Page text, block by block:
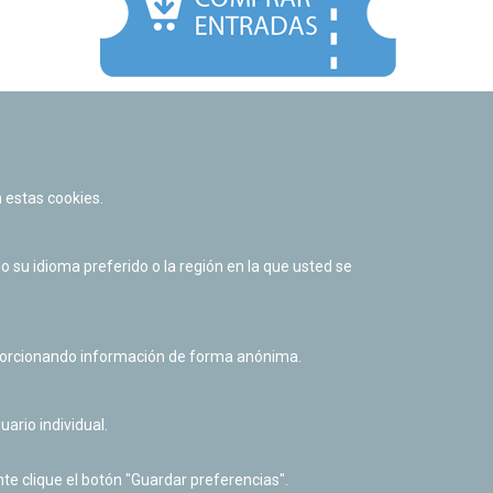
Política de cookies
Derecho de acceso a información pública
cookies.
su idioma preferido o la región en la que usted se
información de forma anónima.
individual.
clique el botón "Guardar preferencias".